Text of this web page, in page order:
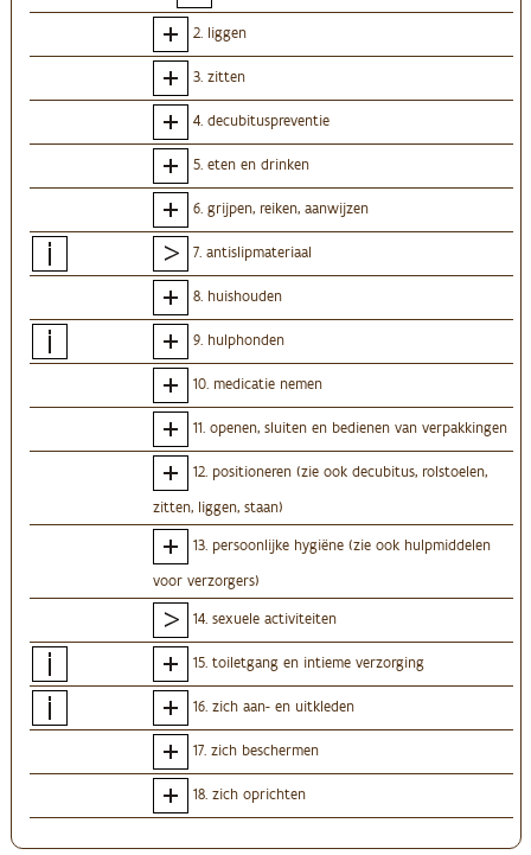
2. liggen
3. zitten
4. decubituspreventie
5. eten en drinken
6. grijpen, reiken, aanwijzen
7. antislipmateriaal
8. huishouden
9. hulphonden
10. medicatie nemen
11. openen, sluiten en bedienen van verpakkingen
12. positioneren (zie ook decubitus, rolstoelen,
zitten, liggen, staan)
13. persoonlijke hygiëne (zie ook hulpmiddelen
voor verzorgers)
14. sexuele activiteiten
15. toiletgang en intieme verzorging
16. zich aan- en uitkleden
17. zich beschermen
18. zich oprichten